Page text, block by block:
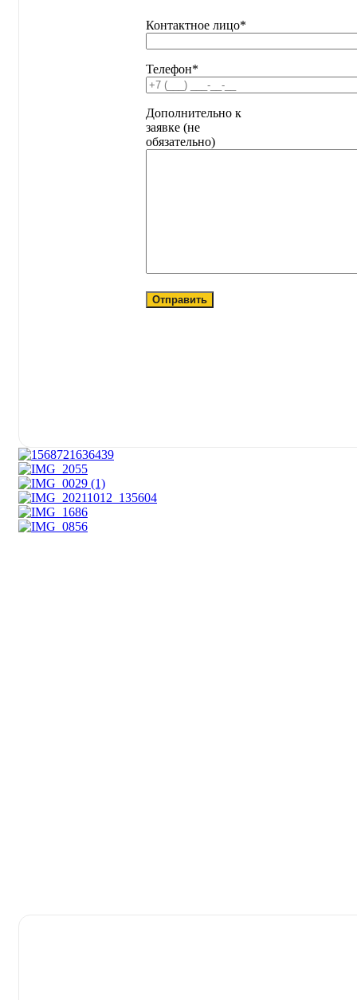
Контактное лицо*
Телефон*
Дополнительно к
заявке (не
обязательно)